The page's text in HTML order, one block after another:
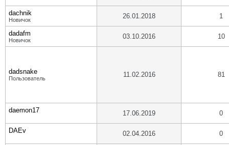
dachnik
Новичок 26.01.2018 1
dadafm
Новичок 03.10.2016 10
dadsnake
Пользователь 11.02.2016 81
daemon17 17.06.2019 0
DAEv 02.04.2016 0